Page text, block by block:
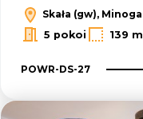
Skała (gw), Minoga
5 pokoi
139 m
POWR-DS-27